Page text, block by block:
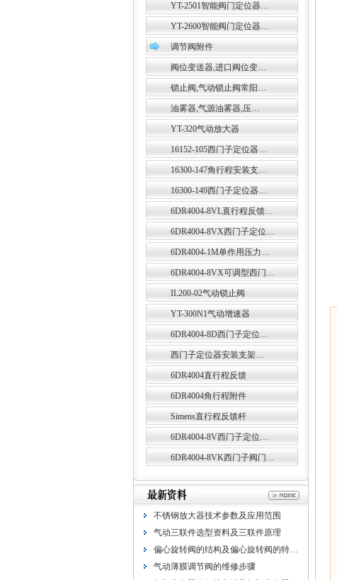
YT-2501智能阀门定位器…
YT-2600智能阀门定位器…
调节阀附件
阀位变送器,进口阀位变…
锁止阀,气动锁止阀常阳…
油雾器,气源油雾器,压…
YT-320气动放大器
16152-105西门子定位器…
16300-147角行程安装支…
16300-149西门子定位器…
6DR4004-8VL直行程反馈…
6DR4004-8VX西门子定位…
6DR4004-1M单作用压力…
6DR4004-8VX可调型西门…
IL200-02气动锁止阀
YT-300N1气动增速器
6DR4004-8D西门子定位…
西门子定位器安装支架…
6DR4004直行程反馈
6DR4004角行程附件
Simens直行程反馈杆
6DR4004-8V西门子定位…
6DR4004-8VK西门子阀门…
不锈钢放大器技术参数及应用范围
气动三联件选型资料及三联件原理
偏心旋转阀的结构及偏心旋转阀的特…
气动薄膜调节阀的维修步骤